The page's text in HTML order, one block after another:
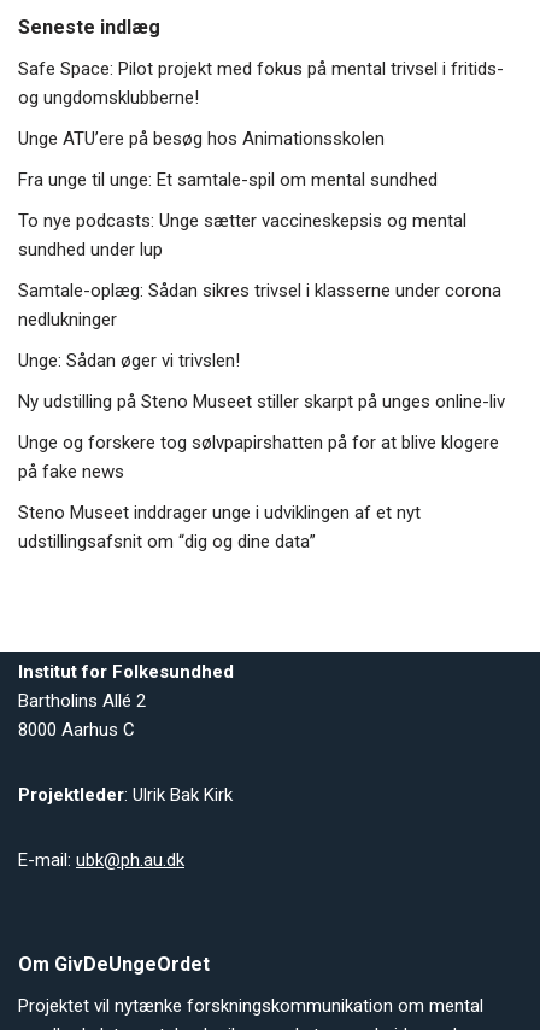
Seneste indlæg
Safe Space: Pilot projekt med fokus på mental trivsel i fritids-
og ungdomsklubberne!
Unge ATU’ere på besøg hos Animationsskolen
Fra unge til unge: Et samtale-spil om mental sundhed
To nye podcasts: Unge sætter vaccineskepsis og mental
sundhed under lup
Samtale-oplæg: Sådan sikres trivsel i klasserne under corona
nedlukninger
Unge: Sådan øger vi trivslen!
Ny udstilling på Steno Museet stiller skarpt på unges online-liv
Unge og forskere tog sølvpapirshatten på for at blive klogere
på fake news
Steno Museet inddrager unge i udviklingen af et nyt
udstillingsafsnit om “dig og dine data”
Institut for Folkesundhed
Bartholins Allé 2
8000 Aarhus C
Projektleder: Ulrik Bak Kirk
E-mail: ubk@ph.au.dk
Om GivDeUngeOrdet
Projektet vil nytænke forskningskommunikation om mental